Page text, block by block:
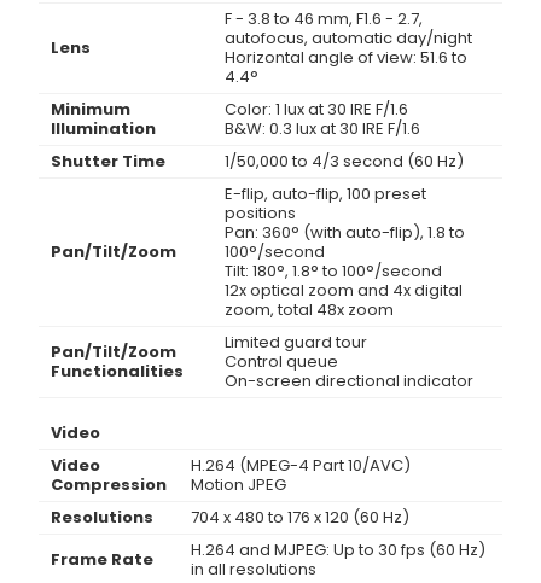
Lens
F - 3.8 to 46 mm, F1.6 - 2.7,
autofocus, automatic day/night
Horizontal angle of view: 51.6 to
4.4°
Minimum
Illumination
Color: 1 lux at 30 IRE F/1.6
B&W: 0.3 lux at 30 IRE F/1.6
Shutter Time
1/50,000 to 4/3 second (60 Hz)
Pan/Tilt/Zoom
E-flip, auto-flip, 100 preset
positions
Pan: 360° (with auto-flip), 1.8 to
100°/second
Tilt: 180°, 1.8° to 100°/second
12x optical zoom and 4x digital
zoom, total 48x zoom
Pan/Tilt/Zoom
Functionalities
Limited guard tour
Control queue
On-screen directional indicator
Video
Video
Compression
H.264 (MPEG-4 Part 10/AVC)
Motion JPEG
Resolutions
704 x 480 to 176 x 120 (60 Hz)
Frame Rate
H.264 and MJPEG: Up to 30 fps (60 Hz)
in all resolutions